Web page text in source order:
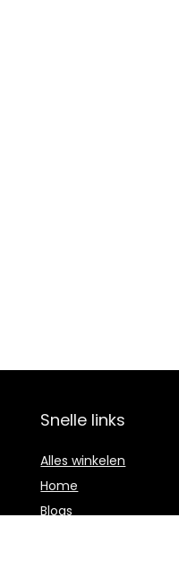
Snelle links
Alles winkelen
Home
Blogs